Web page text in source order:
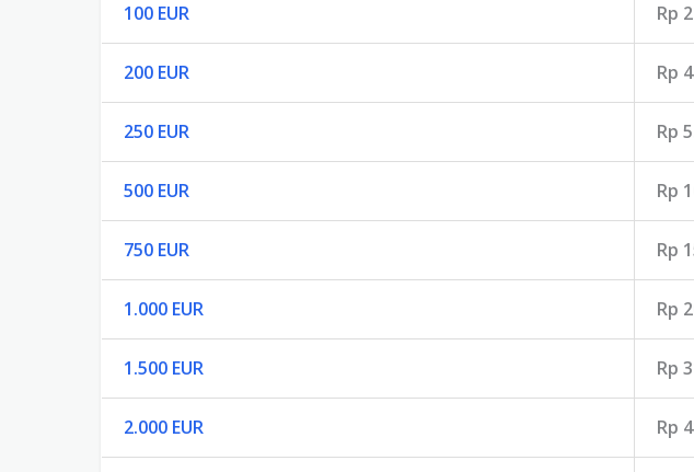
100 EUR Rp
200 EUR Rp
250 EUR Rp
500 EUR Rp
750 EUR Rp
1.000 EUR Rp
1.500 EUR Rp
2.000 EUR Rp